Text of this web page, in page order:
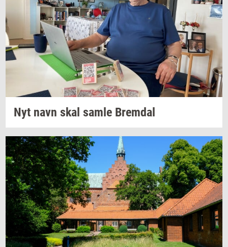
Nyt navn skal samle Brem­dal